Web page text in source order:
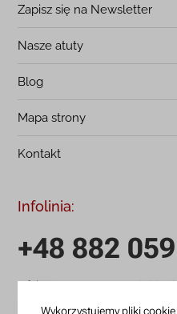
Zapisz się na Newsletter
Nasze atuty
Blog
Mapa strony
Kontakt
Infolinia:
+48 882
infolinia czynna: pn.-pt.: 9:00-
Wykorzystujemy pliki